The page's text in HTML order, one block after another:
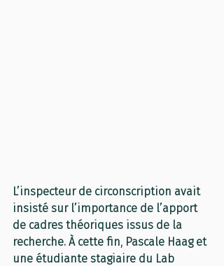
L’inspecteur de circonscription avait
insisté sur l’importance de l’apport
de cadres théoriques issus de la
recherche. À cette fin, Pascale Haag et
une étudiante stagiaire du Lab